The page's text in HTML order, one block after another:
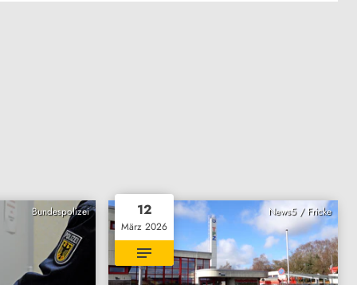
Bundespolizei News5 / Fricke
12
März 2026